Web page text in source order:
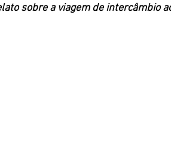
sobre a viagem de intercâmbio